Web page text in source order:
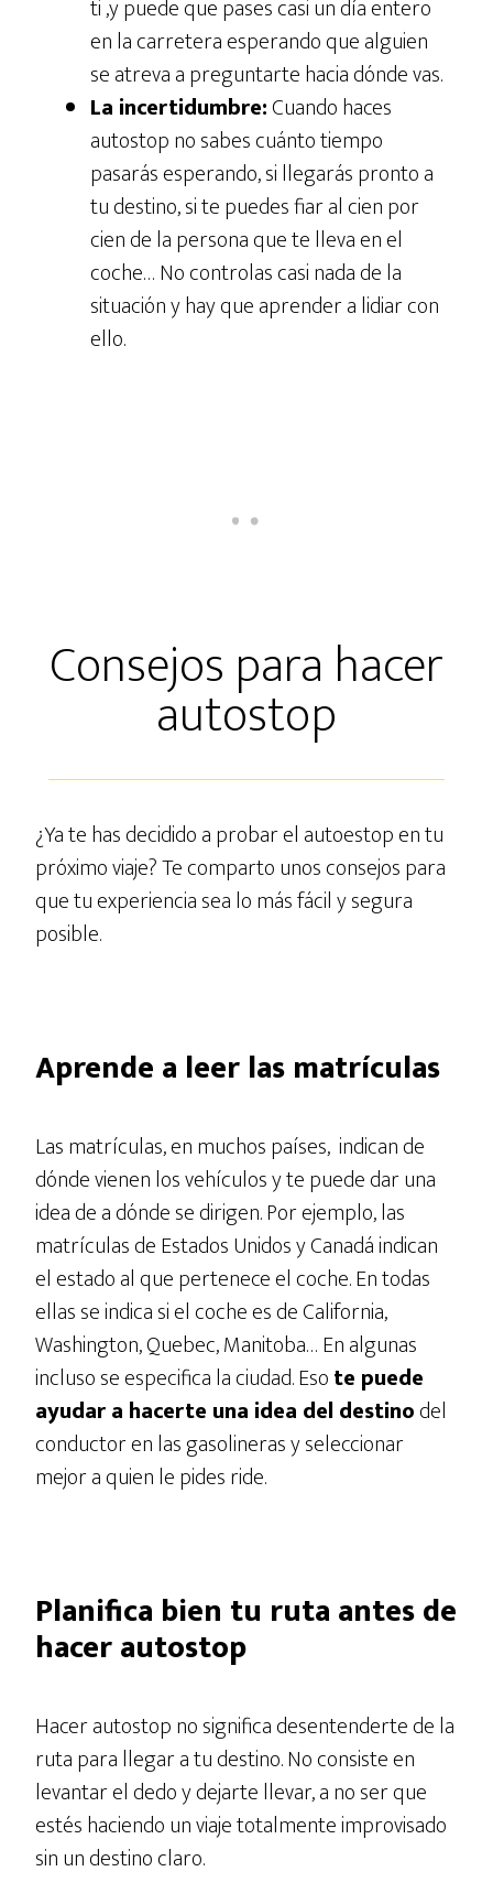
ti ,y puede que pases casi un día entero
en la carretera esperando que alguien
se atreva a preguntarte hacia dónde vas.
La incertidumbre:Cuando haces
autostop no sabes cuánto tiempo
pasarás esperando, si llegarás pronto a
tu destino, si te puedes fiar al cien por
cien de la persona que te lleva en el
coche… No controlas casi nada de la
situación y hay que aprender a lidiar con
ello.
Consejos para hacer
autostop
¿Ya te has decidido a probar el autoestop en tu
próximo viaje? Te comparto unos consejos para
que tu experiencia sea lo más fácil y segura
posible.
Aprende a leer las matrículas
Las matrículas, en muchos países, indican de
dónde vienen los vehículos y te puede dar una
idea de a dónde se dirigen. Por ejemplo, las
matrículas de Estados Unidos y Canadá indican
el estado al que pertenece el coche. En todas
ellas se indica si el coche es de California,
Washington, Quebec, Manitoba… En algunas
incluso se especifica la ciudad. Esote puede
ayudar a hacerte una idea del destinodel
conductor en las gasolineras y seleccionar
mejor a quien le pides ride.
Planifica bien tu ruta antes de
hacer autostop
Hacer autostop no significa desentenderte de la
ruta para llegar a tu destino. No consiste en
levantar el dedo y dejarte llevar, a no ser que
estés haciendo un viaje totalmente improvisado
sin un destino claro.